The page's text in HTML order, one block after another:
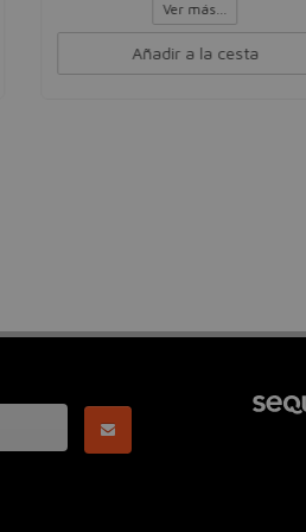
Ver más...
Añadir a la cesta